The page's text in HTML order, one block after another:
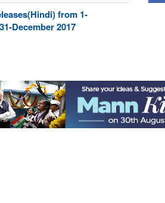
विधियों को बढ़ावा देना
का विकास
from 1-
December 2017